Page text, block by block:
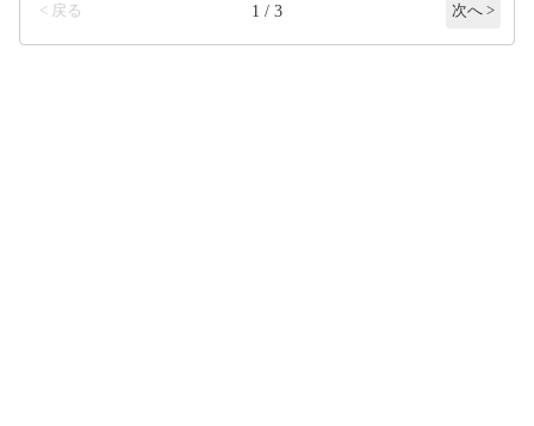
< 戻る 1 / 3 次へ >